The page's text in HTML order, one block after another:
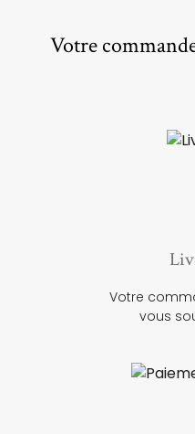
Votre
Votre
vous